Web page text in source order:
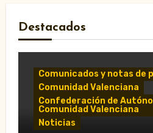
Destacados
Comunicados y notas de
Comunidad Valenciana
Confederación de
Comunidad Valenciana
Noticias